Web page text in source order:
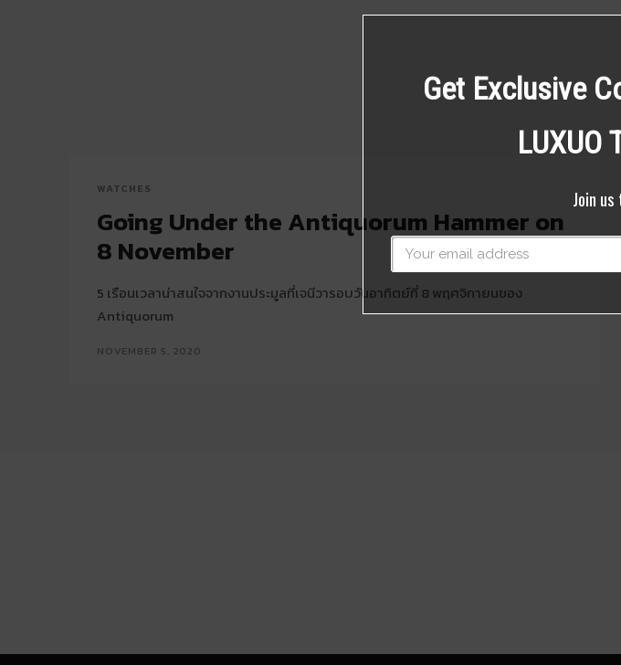
WATCHES
Going Under the Antiquorum Hammer on
8 November
5 เรือนเวลาน่าสนใจจากงานประมูลที่เจนีวารอบวันอาทิตย์ที่ 8 พฤศจิกายนของ
Antiquorum
NOVEMBER 5, 2020
Get Exclusive
LUXUO
Join